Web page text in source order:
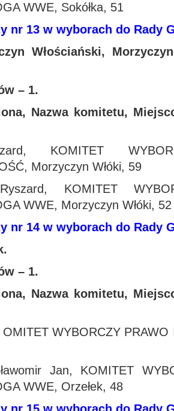
WWE, Sokółka, 51
nr 13 w wyborach do Rady
Włościański, Morzyczyn
– 1.
Nazwa komitetu,
KOMITET
Morzyczyn Włóki, 59
KOMITET
WWE, Morzyczyn Włóki, 52
nr 14 w wyborach do Rady
– 1.
Nazwa komitetu,
WYBORCZY
Jan, KOMITET
WWE, Orzełek, 48